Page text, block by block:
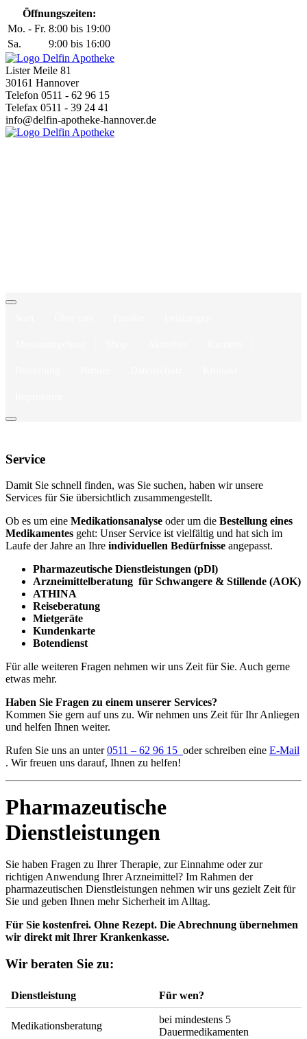
Öffnungszeiten:
Mo. - Fr. 8:00 bis 19:00
Sa.
9:00 bis 16:00
Lister Meile 81
30161 Hannover
Telefon 0511 - 62 96 15
Telefax 0511 - 39 24 41
info@delfin-apotheke-hannover.de
Service
Damit Sie schnell finden, was Sie suchen, haben wir unsere
Services für Sie übersichtlich zusammengestellt.
Ob es um eine Medikationsanalyse oder um die Bestellung eines
Medikamentes geht: Unser Service ist vielfältig und hat sich im
Laufe der Jahre an Ihre individuellen Bedürfnisse angepasst.
Pharmazeutische Dienstleistungen (pDl)
Arzneimittelberatung für Schwangere & Stillende (AOK)
ATHINA
Reiseberatung
Mietgeräte
Kundenkarte
Botendienst
Für alle weiteren Fragen nehmen wir uns Zeit für Sie. Auch gerne
etwas mehr.
Haben Sie Fragen zu einem unserer Services?
Kommen Sie gern auf uns zu. Wir nehmen uns Zeit für Ihr Anliegen
und helfen Ihnen weiter.
Rufen Sie uns an unter0511 – 62 96 15 oder schreiben eine E-Mail
. Wir freuen uns darauf, Ihnen zu helfen!
Pharmazeutische
Dienstleistungen
Sie haben Fragen zu Ihrer Therapie, zur Einnahme oder zur
richtigen Anwendung Ihrer Arzneimittel? Im Rahmen der
pharmazeutischen Dienstleistungen nehmen wir uns gezielt Zeit für
Sie und geben Ihnen mehr Sicherheit im Alltag.
Für Sie kostenfrei. Ohne Rezept. Die Abrechnung übernehmen
wir direkt mit Ihrer Krankenkasse.
Wir beraten Sie zu:
Dienstleistung Für wen?
Medikationsberatung
bei mindestens 5
Dauermedikamenten